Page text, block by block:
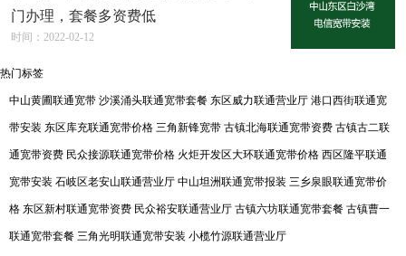
门办理，套餐多资费低
时间：2022-02-12
热门标签
中山黄圃联通宽带 沙溪涌头联通宽带套餐 东区威力联通营业厅 港口西街联通宽
带安装 东区库充联通宽带价格 三角新锋宽带 古镇北海联通宽带资费 古镇古二联
通宽带资费 民众接源联通宽带价格 火炬开发区大环联通宽带价格 西区隆平联通
宽带安装 石岐区老安山联通营业厅 中山坦洲联通宽带报装 三乡泉眼联通宽带价
格 东区新村联通宽带资费 民众裕安联通营业厅 古镇六坊联通宽带套餐 古镇曹一
联通宽带套餐 三角光明联通宽带安装 小榄竹源联通营业厅